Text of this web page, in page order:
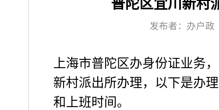
普陀区宜川新村
发布者：办户政
上海市普陀区办身份证业务
新村派出所办理，以下是办
和上班时间。